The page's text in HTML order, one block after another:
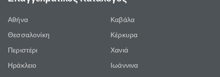
Αθήνα
Θεσσαλονίκη
Περιστέρι
Ηράκλειο
Καβάλα
Κέρκυρα
Χανιά
Ιωάννινα